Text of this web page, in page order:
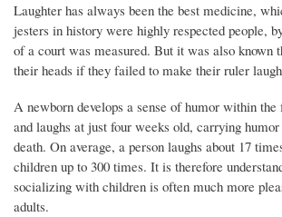
Laughter has always been the best medicine,
jesters in history were highly respected people,
of a court was measured. But it was also known
their heads if they failed to make their ruler
A newborn develops a sense of humor within
and laughs at just four weeks old, carrying
death. On average, a person laughs about 17
children up to 300 times. It is therefore
socializing with children is often much more
adults.